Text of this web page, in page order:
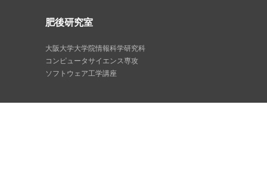
肥後研究室
大阪大学大学院情報科学研究科
コンピュータサイエンス専攻
ソフトウェア工学講座